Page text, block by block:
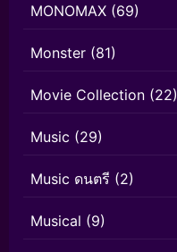
MONOMAX (69)
Monster (81)
Movie Collection (22)
Music (29)
Music ดนตรี (2)
Musical (9)